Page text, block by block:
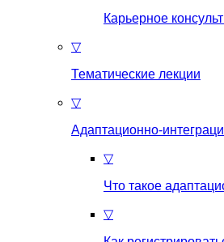
Карьерное
▽
Тематические лекции
▽
Адаптационно-
▽
Что такое
▽